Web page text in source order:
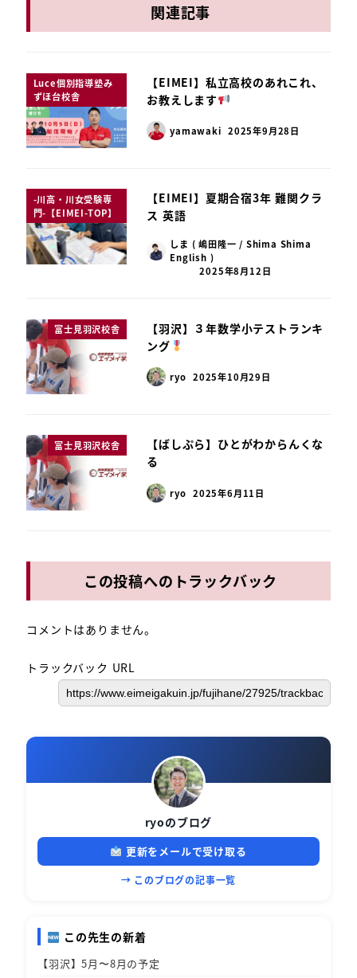
関連記事
Luce個別指導塾み
ずほ台校舎
【EIMEI】私立高校のあれこれ、
お教えします
yamawaki 2025年9月28日
-川高・川女受験専
門-【EIMEI-TOP】
【EIMEI】夏期合宿3年 難関クラ
ス 英語
しま ( 嶋田隆一 / Shima Shima
English )
2025年8月12日
富士見羽沢校舎
【羽沢】３年数学小テストランキ
ング
ryo 2025年10月29日
富士見羽沢校舎
【ばしぷら】ひとがわからんくな
る
ryo 2025年6月11日
この投稿へのトラックバック
コメントはありません。
トラックバック URL
ryoのブログ
更新をメールで受け取る
→ このブログの記事一覧
この先生の新着
【羽沢】5月〜8月の予定